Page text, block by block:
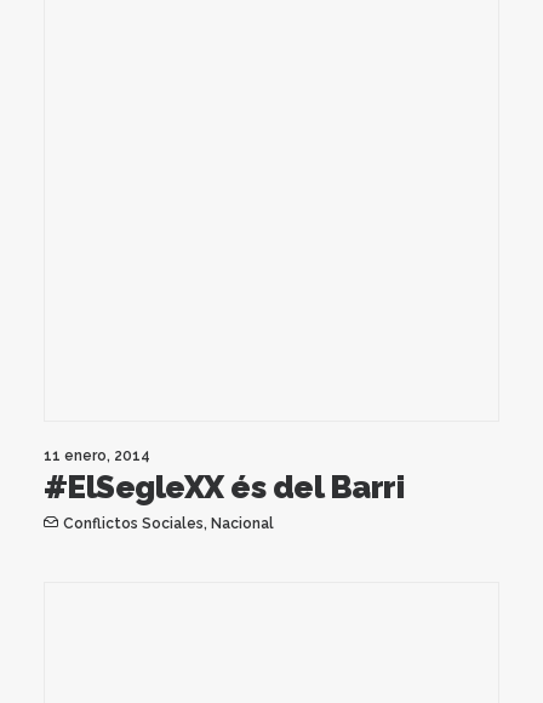
11 enero, 2014
#ElSegleXX és del Barri
Conflictos Sociales, Nacional